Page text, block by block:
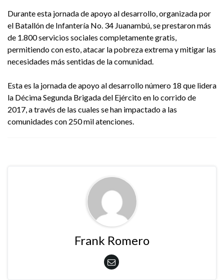
Durante esta jornada de apoyo al desarrollo, organizada por
el Batallón de Infantería No. 34 Juanambú, se prestaron más
de 1.800 servicios sociales completamente gratis,
permitiendo con esto, atacar la pobreza extrema y mitigar las
necesidades más sentidas de la comunidad.
Esta es la jornada de apoyo al desarrollo número 18 que lidera
la Décima Segunda Brigada del Ejército en lo corrido de
2017, a través de las cuales se han impactado a las
comunidades con 250 mil atenciones.
Frank Romero